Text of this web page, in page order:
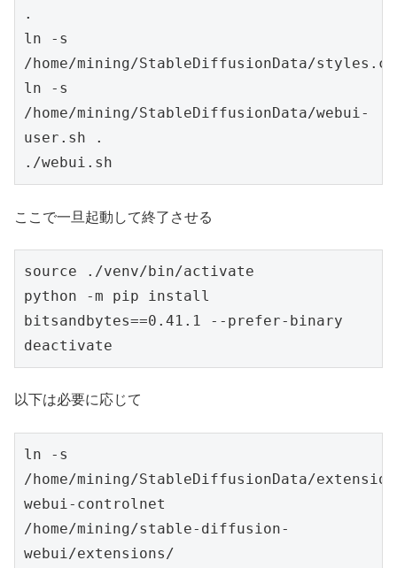
.
ln -s
/home/mining/StableDiffusionData/
ln -s
/home/mining/StableDiffusionData/webui-
user.sh .
./webui.sh
ここで一旦起動して終了させる
source ./venv/bin/activate
python -m pip install
bitsandbytes==0.41.1 --prefer-binary
deactivate
以下は必要に応じて
ln -s
/home/mining/StableDiffusionData/
webui-controlnet
/home/mining/stable-diffusion-
webui/extensions/